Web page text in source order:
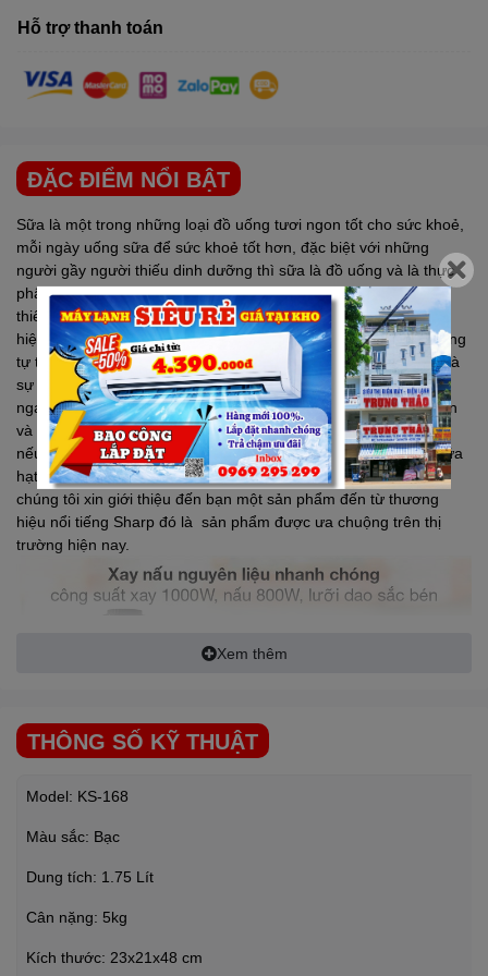
Hỗ trợ thanh toán
ĐẶC ĐIỂM NỔI BẬT
Sữa là một trong những loại đồ uống tươi ngon tốt cho sức khoẻ,
mỗi ngày uống sữa để sức khoẻ tốt hơn, đặc biệt với những
người gầy người thiếu dinh dưỡng thì sữa là đồ uống và là thực
phẩm thiết yếu bổ sung chất dinh dưỡng cho cơ thể không thể
thiếu hằng ngày. Hiện nay trên thị trường có rất nhiều thương
hiệu sữa từ dạng khô đến dạng nước được đóng hộp sẵn, nhưng
tự tay chuẩn bị một ly sữa từ các loại hạt giàu dinh dưỡng vẫn là
sự lựa chọn tốt nhất, và để làm được việc này thì bạn hãy sắm
ngay cho mình một chiếcđể công việc nấu sữa trở nên đơn giản
và dễ dàng hơn nhé. Trên thị trường hiện nay có rất nhiều loại,
nếu bạn muốn sở hữu cho gia đình mình một chiếc máy làm sữa
hạt nhưng chưa biết mua của thương hiệu nào, thì hôm nay
chúng tôi xin giới thiệu đến bạn một sản phẩm đến từ thương
hiệu nổi tiếng Sharp đó là sản phẩm được ưa chuộng trên thị
trường hiện nay.
MÁY LÀM SỮA HẠT SHARP KS-168
Có khả năng biến tấu linh hoạt các món ăn theo công thức riêng
của bạn, ngoài khả năng làm sữa hạt, máy còn có thể dễ dàng
tố… với 10 chương trình được lập trình sẵn gồm: Sữa thảo mộc,
xay khô, Hấp nấu, Tự vệ sinh, bạn chỉ cần chọn chương trình cần
Xem thêm
THÔNG SỐ KỸ THUẬT
Model: KS-168
Màu sắc: Bạc
Dung tích: 1.75 Lít
Cân nặng: 5kg
Kích thước: 23x21x48 cm